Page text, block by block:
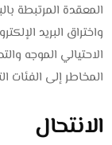
المعقدة المرتبطة
واختراق البريد
الاحتيالي الموجه
المخاطر إلى الفئات
الانتحال